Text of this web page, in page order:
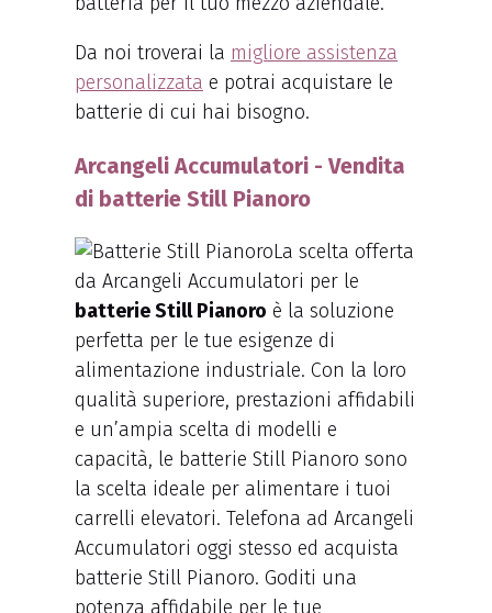
Da noi troverai la migliore assistenza
personalizzata e potrai acquistare le
batterie di cui hai bisogno.
Arcangeli Accumulatori - Vendita
di batterie Still Pianoro
La scelta offerta
da Arcangeli Accumulatori per le
batterie Still Pianoro è la soluzione
perfetta per le tue esigenze di
alimentazione industriale. Con la loro
qualità superiore, prestazioni affidabili
e un’ampia scelta di modelli e
capacità, le batterie Still Pianoro sono
la scelta ideale per alimentare i tuoi
carrelli elevatori. Telefona ad Arcangeli
Accumulatori oggi stesso ed acquista
batterie Still Pianoro. Goditi una
potenza affidabile per le tue